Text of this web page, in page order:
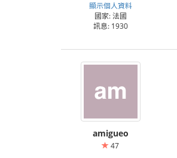
顯示個人資料
國家: 法國
訊息: 1930
amigueo
47